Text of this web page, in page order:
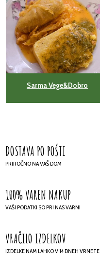
Sarma Vege&Dobro
DOSTAVA PO POŠTI
PRIROČNO NA VAŠ DOM
100% VAREN NAKUP
VAŠI PODATKI SO PRI NAS VARNI
VRAČILO IZDELKOV
IZDELKE NAM LAHKO V 14 DNEH VRNETE